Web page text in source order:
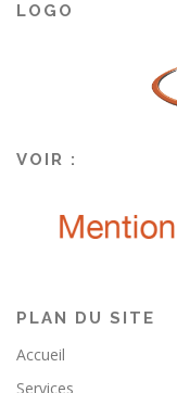
LOGO
VOIR :
PLAN DU SITE
Accueil
Services